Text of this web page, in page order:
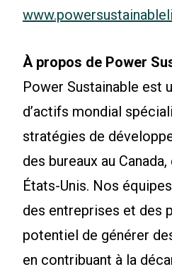
À propos de Power
Power Sustainable est
d’actifs mondial
stratégies de
des bureaux au
États-Unis. Nos
des entreprises et des
potentiel de générer
en contribuant à la